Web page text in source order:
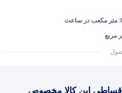
اقساطی این کالا مخصوص